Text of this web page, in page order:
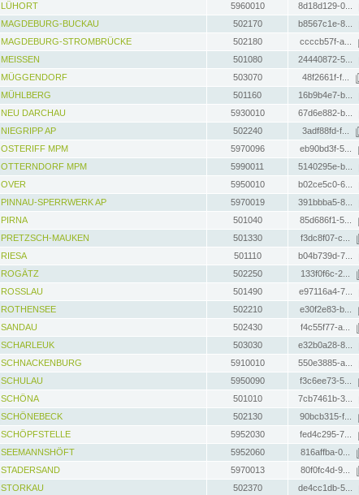
LÜHORT
5960010 8d18d129-0...
MAGDEBURG-BUCKAU
502170 b8567c1e-8...
MAGDEBURG-STROMBRÜCKE
502180 ccccb57f-a...
MEISSEN
501080 24440872-5...
MÜGGENDORF
503070 48f2661f-f...
MÜHLBERG
501160 16b9b4e7-b...
NEU DARCHAU
5930010 67d6e882-b...
NIEGRIPP AP
502240 3adf88fd-f...
OSTERIFF MPM
5970096 eb90bd3f-5...
OTTERNDORF MPM
5990011 5140295e-b...
OVER
5950010 b02ce5c0-6...
PINNAU-SPERRWERK AP
5970019 391bbba5-8...
PIRNA
501040 85d686f1-5...
PRETZSCH-MAUKEN
501330 f3dc8f07-c...
RIESA
501110 b04b739d-7...
ROGÄTZ
502250 133f0f6c-2...
ROSSLAU
501490 e97116a4-7...
ROTHENSEE
502210 e30f2e83-b...
SANDAU
502430 f4c55f77-a...
SCHARLEUK
503030 e32b0a28-8...
SCHNACKENBURG
5910010 550e3885-a...
SCHULAU
5950090 f3c6ee73-5...
SCHÖNA
501010 7cb7461b-3...
SCHÖNEBECK
502130 90bcb315-f...
SCHÖPFSTELLE
5952030 fed4c295-7...
SEEMANNSHÖFT
5952060 816affba-0...
STADERSAND
5970013 80f0fc4d-9...
STORKAU
502370 de4cc1db-5...